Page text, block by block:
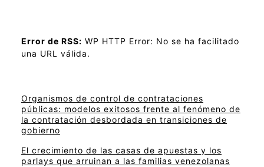
Error de RSS: WP HTTP Error: No se ha facilitado
una URL válida.
Organismos de control de contrataciones
públicas: modelos exitosos frente al fenómeno de
la contratación desbordada en transiciones de
gobierno
El crecimiento de las casas de apuestas y los
parlays que arruinan a las familias venezolanas